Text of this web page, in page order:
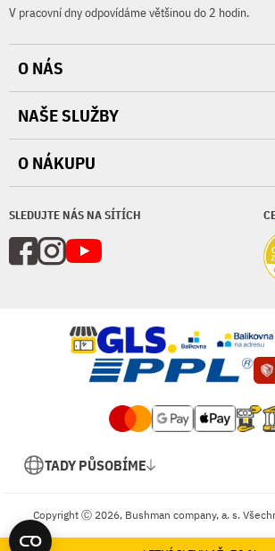
V pracovní dny odpovídáme většinou do 2 hodin.
SLEDUJTE NÁS NA SÍTÍCH
O NÁS
NAŠE SLUŽBY
O NÁKUPU
TADY PŮSOBÍME
Copyright Ⓒ 2026, Bushman company, a. s.
Tvorba e-shopů na míru